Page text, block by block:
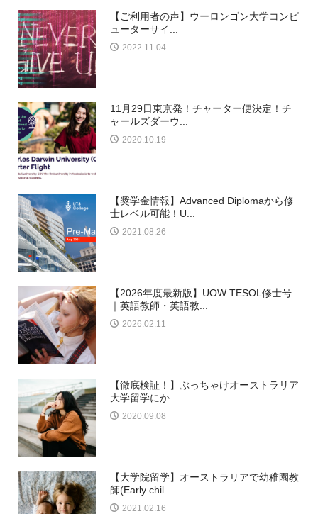
【ご利用者の声】ウーロンゴン大学コンピ
ューターサイ...
2022.11.04
11月29日東京発！チャーター便決定！チ
ャールズダーウ...
2020.10.19
【奨学金情報】Advanced Diplomaから修
士レベル可能！U...
2021.08.26
【2026年度最新版】UOW TESOL修士号
｜英語教師・英語教...
2026.02.11
【徹底検証！】ぶっちゃけオーストラリア
大学留学にか...
2020.09.08
【大学院留学】オーストラリアで幼稚園教
師(Early chil...
2021.02.16